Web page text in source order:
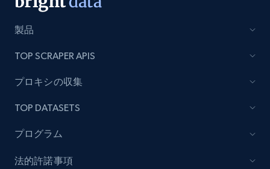
Model number, Gtin ean pn, Product name, and
991+ 162+
Lazada - Products
URL, Title, Rating, Reviews, Initial price, Final
製品
TOP SCRAPER APIS
プロキシの収集
TOP DATASETS
プログラム
法的許諾事項